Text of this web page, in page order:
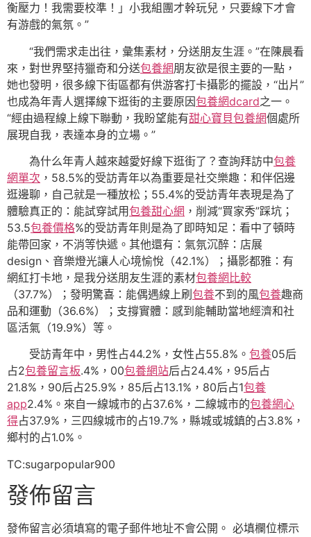
衡壓力！我需要校準！」小我組團才幹玩兒，只要線下才會
有游戲的氣氛。”
“我們需求走出往，彙集素材，分送朋友生涯。”在陳晨看
來，對世界堅持獵奇和分送包養網朋友欲是很主要的一點，
她也發明，很多線下街區都有供游客打卡攝影的擺設，“出片”
也成為年青人選擇線下逛街的主要原因包養網dcard之一。
“經由過程線上線下聯動，我盼望能有甜心寶貝包養網個處所
展現自我，表達本身的立場。”
為什么年青人越來越愛好線下逛街了？查詢拜訪中包養
網單次 ，58.5%的受訪青年以為重要是社交樂趣：和伴侶邊
逛邊聊，自己就是一種放松；55.4%的受訪青年表現是為了
體驗真正的：能試穿試用包養甜心網 ，削減“買家秀”踩坑；
53.5包養價格%的受訪青年則是為了即時知足：看中了頓時
能帶回家，不消等快遞。其他還有：氣氛沉醉：店展
design、音樂燈光讓人心境愉悅（42.1%）；攝影都雅：有
網紅打卡地，是我分送朋友生涯的素材包養網比較
（37.7%）；發明驚喜：能偶遇線上刷 包養不到的風包養趣商
品和運動（36.6%）；支撐實體：感到能輔助當地經濟和社
區活氣（19.9%）等。
受訪青年中，男性占44.2%，女性占55.8%。 包養05后
占2包養留言板.4%，00包養網站后占24.4%，95后占
21.8%，90后占25.9%，85后占13.1%，80后占1包養
app2.4%。來自一線城市的占37.6%，二線城市的包養網心
得占37.9%，三四線城市的占19.7%，縣城或城鎮的占3.8%，
鄉村的占1.0%。
TC:sugarpopular900
發佈留言
發佈留言必須填寫的電子郵件地址不會公開。 必填欄位標示